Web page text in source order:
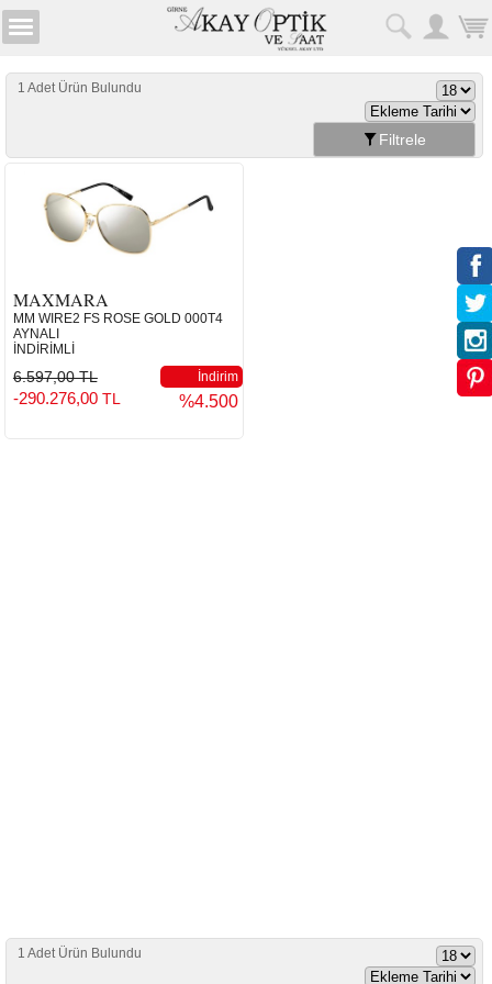
1 Adet Ürün Bulundu
Filtrele
MAXMARA
MM WIRE2 FS ROSE GOLD 000T4
AYNALI
İNDİRİMLİ
6.597,00 TL İndirim
-290.276,00 TL %4.500
1 Adet Ürün Bulundu